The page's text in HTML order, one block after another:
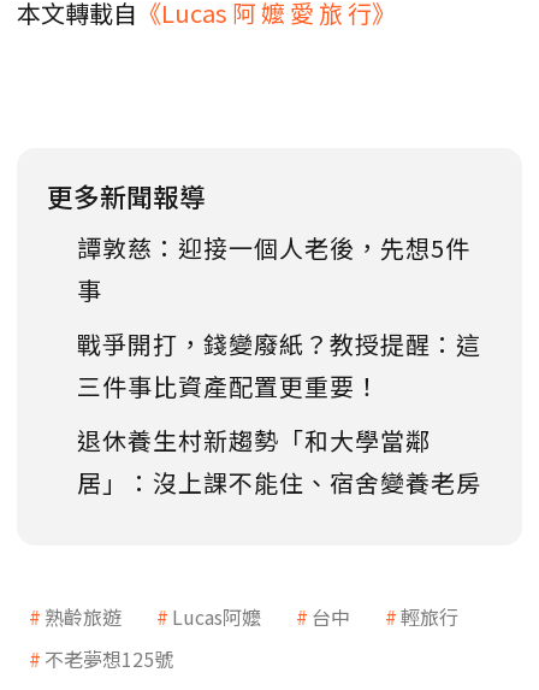
本文轉載自 《Lucas 阿 嬤 愛 旅 行》
更多新聞報導
譚敦慈：迎接一個人老後，先想5件
事
戰爭開打，錢變廢紙？教授提醒：這
三件事比資產配置更重要！
退休養生村新趨勢「和大學當鄰
居」：沒上課不能住、宿舍變養老房
熟齡旅遊 Lucas阿嬤 台中
輕旅行
不老夢想125號